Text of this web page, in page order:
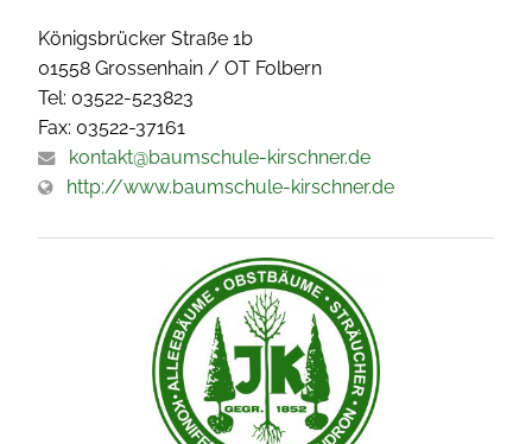
Königsbrücker Straße 1b
01558 Grossenhain / OT Folbern
Tel: 03522-523823
Fax: 03522-37161
kontakt@baumschule-kirschner.de
http://www.baumschule-kirschner.de